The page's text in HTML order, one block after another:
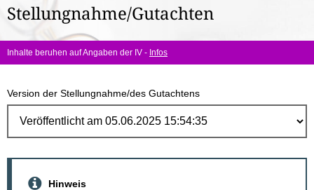
hier:
Stellungnahme/Gutachten
Inhalte beruhen auf Angaben der IV - Infos
Version der Stellungnahme/des Gutachtens
Hinweis